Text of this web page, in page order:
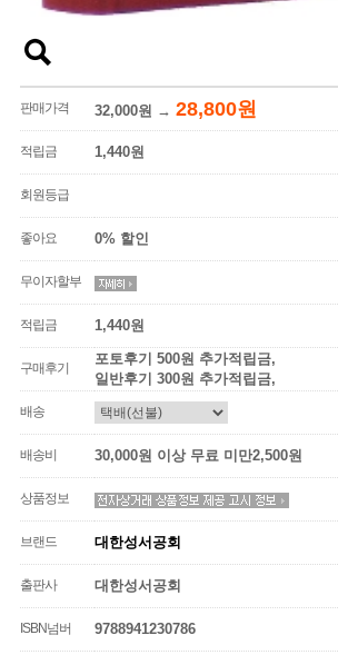
판매가격 32,000원 → 28,800원
적립금 1,440원
회원등급
좋아요 0% 할인
무이자할부
적립금 1,440원
구매후기
포토후기 500원 추가적립금,
일반후기 300원 추가적립금,
배송
배송비 30,000원 이상 무료 미만2,500원
상품정보
브랜드 대한성서공회
출판사 대한성서공회
ISBN넘버 9788941230786